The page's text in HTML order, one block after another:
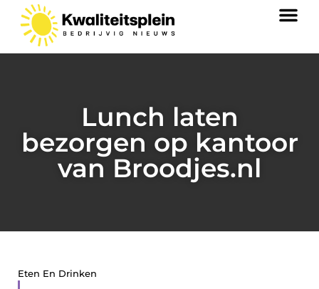
Lunch laten
bezorgen op kantoor
van Broodjes.nl
Eten En Drinken